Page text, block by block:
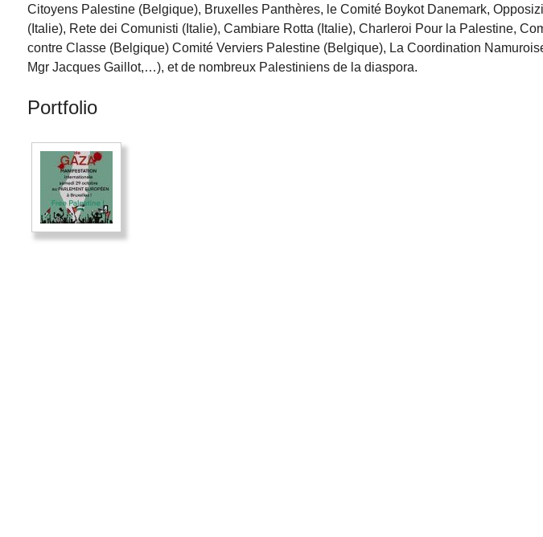
Citoyens Palestine (Belgique), Bruxelles Panthères, le Comité Boykot Danemark,
(Italie), Rete dei Comunisti (Italie), Cambiare Rotta (Italie), Charleroi Pour la Palestine,
contre Classe (Belgique) Comité Verviers Palestine (Belgique), La Coordination
Mgr Jacques Gaillot,…), et de nombreux Palestiniens de la diaspora.
Portfolio